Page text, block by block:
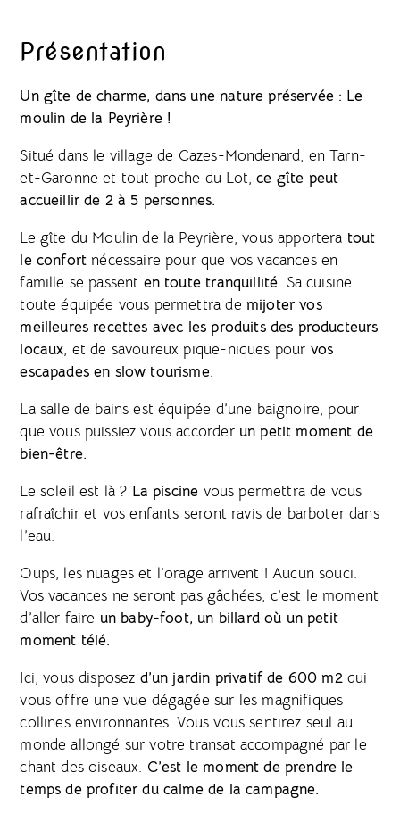
Présentation
Un gîte de charme, dans une nature préservée : Le
moulin de la Peyrière !
Situé dans le village de Cazes-Mondenard, en Tarn-
et-Garonne et tout proche du Lot,ce gîte peut
accueillir de 2 à 5 personnes.
Le gîte du Moulin de la Peyrière, vous apportera tout
le confort nécessaire pour que vos vacances en
famille se passent en toute tranquillité. Sa cuisine
toute équipée vous permettra de mijoter vos
meilleures recettes avec les produits des producteurs
locaux, et de savoureux pique-niques pour vos
escapades en slow tourisme.
La salle de bains est équipée d’une baignoire, pour
que vous puissiez vous accorder un petit moment de
bien-être.
Le soleil est là ? La piscine vous permettra de vous
rafraîchir et vos enfants seront ravis de barboter dans
l’eau.
Oups, les nuages et l’orage arrivent ! Aucun souci.
Vos vacances ne seront pas gâchées, c’est le moment
d’aller faire un baby-foot, un billard où un petit
moment télé.
Ici, vous disposez d’un jardin privatif de 600 m2qui
vous offre une vue dégagée sur les magnifiques
collines environnantes. Vous vous sentirez seul au
monde allongé sur votre transat accompagné par le
chant des oiseaux. C’est le moment de prendre le
temps de profiter du calme de la campagne.